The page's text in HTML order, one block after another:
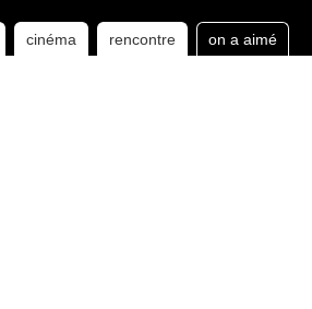
cinéma rencontre on a aimé